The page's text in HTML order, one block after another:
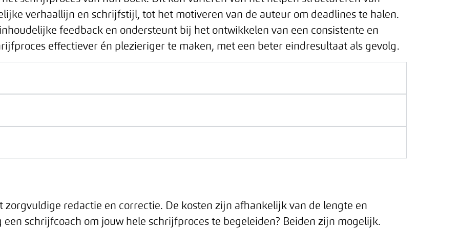
verhaallijn en schrijfstijl, tot het motiveren van de auteur om deadlines te halen.
feedback en ondersteunt bij het ontwikkelen van een consistente en
effectiever én plezieriger te maken, met een beter eindresultaat als gevolg.
zorgvuldige redactie en correctie. De kosten zijn afhankelijk van de lengte en
schrijfcoach om jouw hele schrijfproces te begeleiden? Beiden zijn mogelijk.